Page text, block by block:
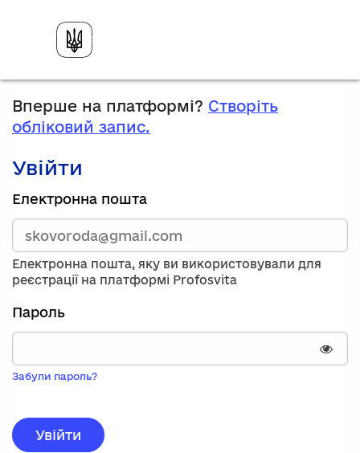
Вперше на платформі? Створіть
обліковий запис.
Увійти
Зареєструйтесь,
використавши
електронну
адресу
та
пароль.
Якщо
вас
немає
запису,
натисніть
реєстрації.
Електронна пошта
Електронна пошта, яку ви використовували для
реєстрації на платформі Profosvita
Пароль
Забули пароль?
Увійти